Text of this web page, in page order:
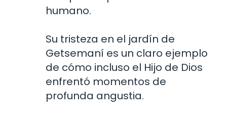
humano.
Su tristeza en el jardín de
Getsemaní es un claro ejemplo
de cómo incluso el Hijo de Dios
enfrentó momentos de
profunda angustia.